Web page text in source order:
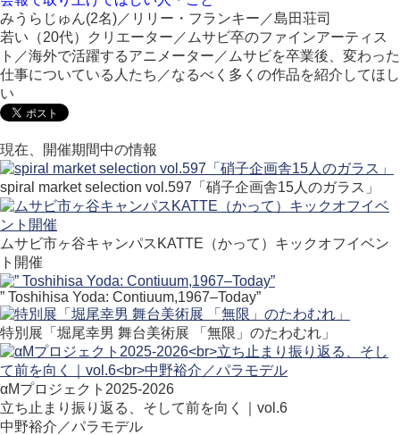
みうらじゅん(2名)／リリー・フランキー／島田荘司
若い（20代）クリエーター／ムサビ卒のファインアーティス
ト／海外で活躍するアニメーター／ムサビを卒業後、変わった
仕事についている人たち／なるべく多くの作品を紹介してほし
い
現在、開催期間中の情報
spiral market selection vol.597「硝子企画舎15人のガラス」
ムサビ市ヶ谷キャンパスKATTE（かって）キックオフイベン
ト開催
” Toshihisa Yoda: Contiuum,1967–Today”
特別展「堀尾幸男 舞台美術展 「無限」のたわむれ」
αMプロジェクト2025-2026
立ち止まり振り返る、そして前を向く｜vol.6
中野裕介／パラモデル